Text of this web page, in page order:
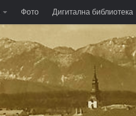
Фото Дигитална библиотека